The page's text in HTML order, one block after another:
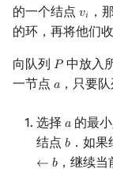
的一个结点 𝑣𝑖
vi ，
的环，再将他们
向队列 𝑃
P 中放入
一节点 𝑎
a ，只要
选择 𝑎
a 的最
结点 𝑏
b．如果
← 𝑏 ，继续